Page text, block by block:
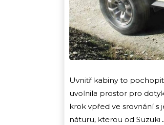
Uvnitř kabiny to
uvolnila prostor pro
krok vpřed ve srovnání
náturu, kterou od Suzuki